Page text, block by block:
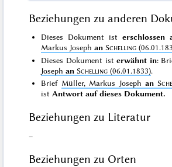
Beziehungen zu anderen
Dieses Dokument ist erschlossen
Markus Josephan Schelling
Dieses Dokument isterwähnt in:
Josephan Schelling (06.01.1833).
Brief Müller, Markus Joseph an
istAntwort auf dieses Dokument.
Beziehungen zu Literatur
–
Beziehungen zu Orten